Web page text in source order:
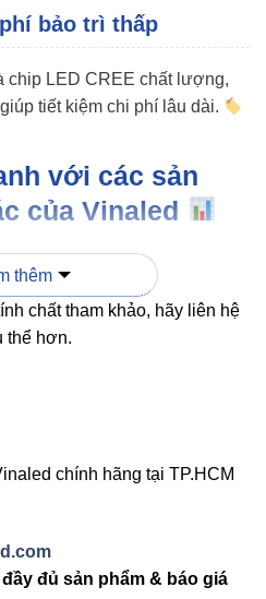
bảo trì thấp
chip LED CREE chất lượng,
tiết kiệm chi phí lâu dài.
với các sản
của Vinaled
V8DLF-
12 12W
V8DLF-15
15W
1320
lumen
6500K
3000K–
thêm
chất tham khảo, hãy liên hệ
thể hơn.
chính hãng tại TP.HCM
đủ sản phẩm & báo giá